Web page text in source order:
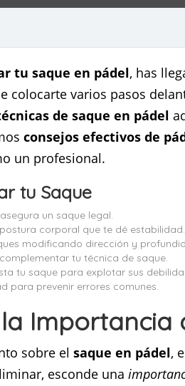
tu saque en pádel, has
colocarte varios pasos
de saque en pádel
consejos efectivos de
un profesional.
tu Saque
un saque legal.
corporal que te dé estabilidad.
modificando dirección y
tu técnica de saque.
tu saque para explotar sus
para prevenir errores comunes.
Importancia
sobre el saque en pádel,
esconde una